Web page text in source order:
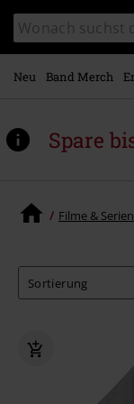
springen
Katalog
durchsuchen
Neu Band Merch
Spare
Filme & Serien